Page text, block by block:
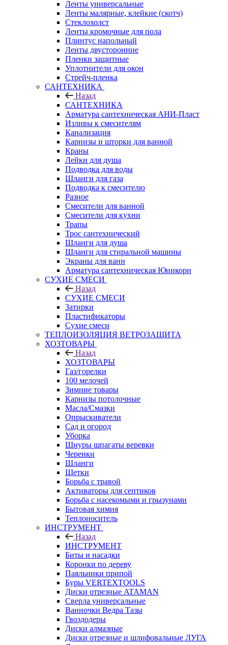
Ленты универсальные
Ленты малярные, клейкие (скотч)
Стеклохолст
Ленты кромочные для пола
Плинтус напольный
Ленты двусторонние
Пленки защитные
Уплотнители для окон
Стрейч-пленка
САНТЕХНИКА
Назад
САНТЕХНИКА
Арматура сантехническая АНИ-Пласт
Изливы к смесителям
Канализация
Карнизы и шторки для ванной
Краны
Лейки для душа
Подводка для воды
Шланги для газа
Подводка к смесителю
Разное
Смесители для ванной
Смесители для кухни
Трапы
Трос сантехнический
Шланги для душа
Шланги для стиральной машины
Экраны для ванн
Арматура сантехническая Юникорн
СУХИЕ СМЕСИ
Назад
СУХИЕ СМЕСИ
Затирки
Пластификаторы
Сухие смеси
ТЕПЛОИЗОЛЯЦИЯ ВЕТРОЗАЩИТА
ХОЗТОВАРЫ
Назад
ХОЗТОВАРЫ
Газ/горелки
100 мелочей
Зимние товары
Карнизы потолочные
Масла/Смазки
Опрыскиватели
Сад и огород
Уборка
Шнуры шпагаты веревки
Черенки
Шланги
Щетки
Борьба с травой
Активаторы для септиков
Борьба с насекомыми и грызунами
Бытовая химия
Теплоноситель
ИНСТРУМЕНТ
Назад
ИНСТРУМЕНТ
Биты и насадки
Коронки по дереву
Паяльники припой
Буры VERTEXTOOLS
Диски отрезные ATAMAN
Сверла универсальные
Ванночки Ведра Тазы
Гвоздодеры
Диски алмазные
Диски отрезные и шлифовальные ЛУГА